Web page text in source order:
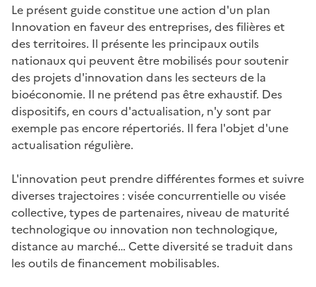
Le présent guide constitue une action d'un plan
Innovation en faveur des entreprises, des filières et
des territoires. Il présente les principaux outils
nationaux qui peuvent être mobilisés pour soutenir
des projets d'innovation dans les secteurs de la
bioéconomie. Il ne prétend pas être exhaustif. Des
dispositifs, en cours d'actualisation, n'y sont par
exemple pas encore répertoriés. Il fera l'objet d'une
actualisation régulière.
L'innovation peut prendre différentes formes et suivre
diverses trajectoires : visée concurrentielle ou visée
collective, types de partenaires, niveau de maturité
technologique ou innovation non technologique,
distance au marché… Cette diversité se traduit dans
les outils de financement mobilisables.